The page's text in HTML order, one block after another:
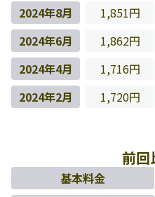
2024年8月
1,851円
2024年6月
1,862円
2024年4月
1,716円
2024年2月
1,720円
前回
基本料金